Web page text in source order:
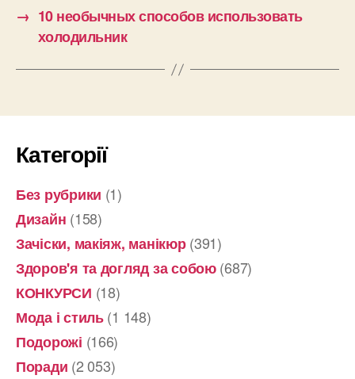
→ 10 необычных способов использовать
холодильник
Категорії
Без рубрики (1)
Дизайн (158)
Зачіски, макіяж, манікюр(391)
Здоров'я та догляд за собою(687)
КОНКУРСИ (18)
Мода і стиль(1 148)
Подорожі (166)
Поради (2 053)